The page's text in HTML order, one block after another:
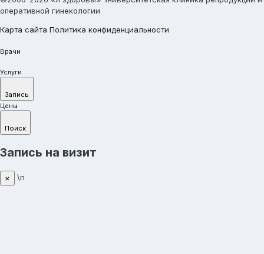
оперативной гинекологии
Карта сайта Политика конфиденциальности
Врачи
Услуги
Запись
Цены
Поиск
Запись на визит
× \n